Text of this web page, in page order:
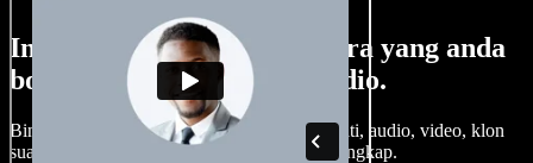
Ini hanya sebahagian perkara yang anda
boleh buat di Speechify Studio.
Bina suara latar, tambah imej stok tanpa royalti, audio, video, klon
suara anda, untuk projek audio video yang lengkap.